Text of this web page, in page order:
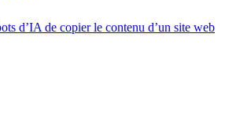
d’IA de copier le contenu d’un site web